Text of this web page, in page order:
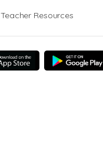
Teacher Resources